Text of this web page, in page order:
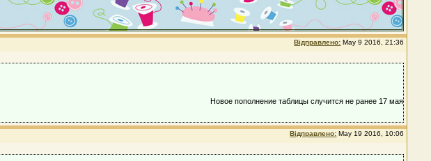
Відправлено: May 9 2016, 21:36
Новое пополнение таблицы случится не ранее 17 мая
Відправлено: May 19 2016, 10:06